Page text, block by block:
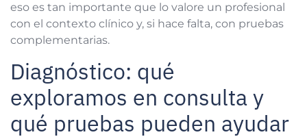
eso es tan importante que lo valore un profesional
con el contexto clínico y, si hace falta, con pruebas
complementarias.
Diagnóstico: qué
exploramos en consulta y
qué pruebas pueden ayudar